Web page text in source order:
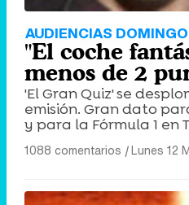
AUDIENCIAS DOMINGO
"El coche
menos de 2
'El Gran Quiz' se
emisión. Gran dato
y para la Fórmula 1 en
1088 comentarios |Lunes 12